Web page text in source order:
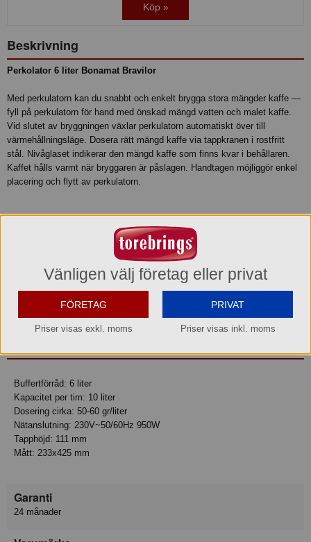
Köp »
Beskrivning
Perkolator 6 liter Bonamat Bravilor
Med perkulatorn kan du snabbt och enkelt brygga stora mängder kaffe —
fyll på perkulatorn för hand med önskad mängd vatten och malet kaffe.
Vid slutet av bryggningen växlar perkulatorn automatiskt över till
värmehållningsläge. Dosera rätt mängd kaffe via tappkranen i rostfritt
stål. Nivåglaset indikerar den mängd kaffe som finns kvar i behållaren.
Kaffet hålls varmt när bryggaren är påslagen. Handtagen möjliggör enkel
placering och flytt av perkulatorn.
• Dubbelmantlad i rostfritt stål
• Okrossbart nivåglas
• Torrkokningsskydd
• Tydlig på- och avstängningsknapp
• Automatisk värmehållning
Buffertförråd: 6 liter
Kapacitet per tim: 10 liter
Dosering cirka: 50-60 gr/liter
Nätanslutning: 230V~50/60Hz 950W
Tapphöjd: 111 mm
Mått: 233x425 mm
Garanti
24 månader
Vänligen välj företag eller privat
FÖRETAG
Priser visas exkl. moms
PRIVAT
Priser visas inkl. moms